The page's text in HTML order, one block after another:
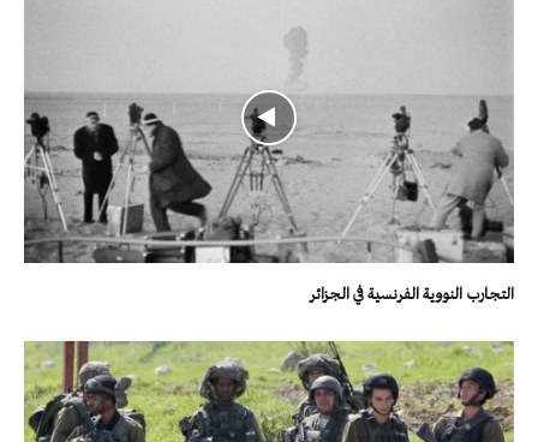
التجارب النووية الفرنسية في الجزائر